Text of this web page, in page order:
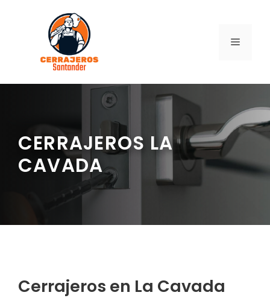
contenido
MENÚ
CERRAJEROS LA
CAVADA
Cerrajeros en La Cavada